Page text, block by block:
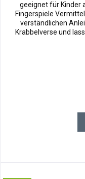
geeignet für Kinder
Fingerspiele
verständlichen
Krabbelverse und